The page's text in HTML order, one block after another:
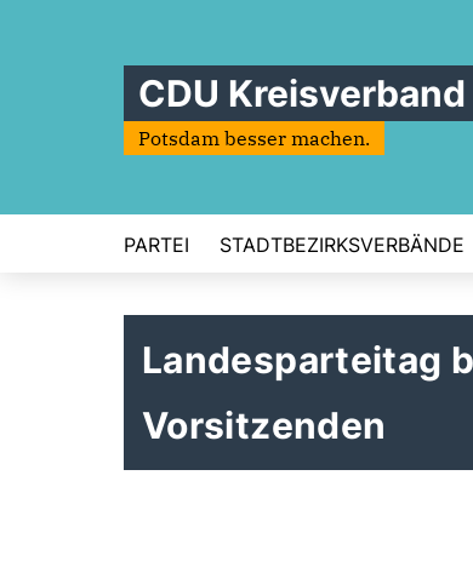
CDU
Potsdam besser machen.
PARTEI STADTBEZIRKSVERBÄNDE
Landesparteitag
Vorsitzenden